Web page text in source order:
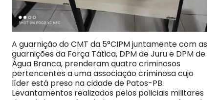
A guarnição do CMT da 5°CIPM juntamente com as
guarnições da Força Tática, DPM de Juru e DPM de
Água Branca, prenderam quatro criminosos
pertencentes a uma associação criminosa cujo
líder está preso na cidade de Patos-PB.
Levantamentos realizados pelos policiais militares